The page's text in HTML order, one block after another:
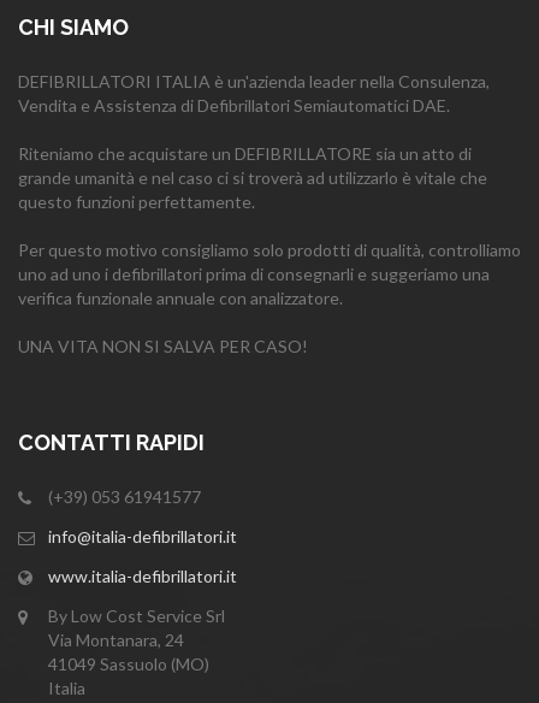
CHI SIAMO
DEFIBRILLATORI ITALIA è un'azienda leader nella Consulenza,
Vendita e Assistenza di Defibrillatori Semiautomatici DAE.
Riteniamo che acquistare un DEFIBRILLATORE sia un atto di
grande umanità e nel caso ci si troverà ad utilizzarlo è vitale che
questo funzioni perfettamente.
Per questo motivo consigliamo solo prodotti di qualità, controlliamo
uno ad uno i defibrillatori prima di consegnarli e suggeriamo una
verifica funzionale annuale con analizzatore.
UNA VITA NON SI SALVA PER CASO!
CONTATTI RAPIDI
(+39) 053 61941577
info@italia-defibrillatori.it
www.italia-defibrillatori.it
By Low Cost Service Srl
Via Montanara, 24
41049 Sassuolo (MO)
Italia